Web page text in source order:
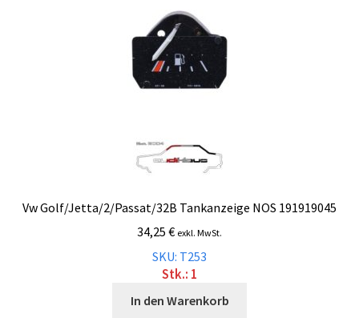
Zahlung und Versand
Vw Golf/Jetta/2/Passat/32B Tankanzeige NOS 191919045
34,25 € exkl. MwSt.
SKU: T253
Stk.: 1
In den Warenkorb